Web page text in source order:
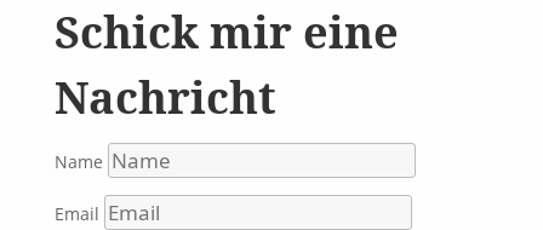
Schick mir eine
Nachricht
Name
Email